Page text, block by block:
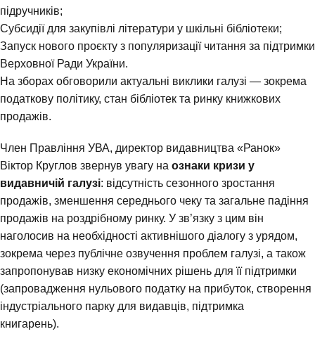
підручників;
Субсидії для закупівлі літератури у шкільні бібліотеки;
Запуск нового проєкту з популяризації читання за підтримки
Верховної Ради України.
На зборах обговорили актуальні виклики галузі — зокрема
податкову політику, стан бібліотек та ринку книжкових
продажів.
Член Правління УВА, директор видавництва «Ранок»
Віктор Круглов звернув увагу на ознаки кризи у
видавничій галузі: відсутність сезонного зростання
продажів, зменшення середнього чеку та загальне падіння
продажів на роздрібному ринку. У зв’язку з цим він
наголосив на необхідності активнішого діалогу з урядом,
зокрема через публічне озвучення проблем галузі, а також
запропонував низку економічних рішень для її підтримки
(запровадження нульового податку на прибуток, створення
індустріального парку для видавців, підтримка
книгарень).